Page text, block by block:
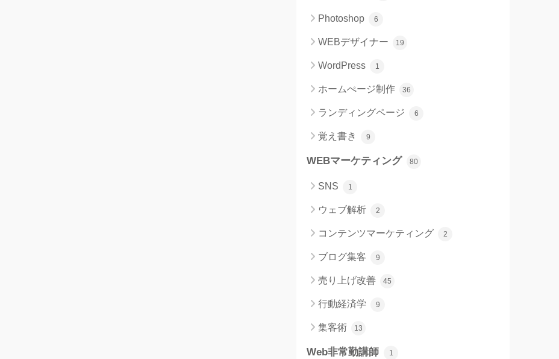
Photoshop 6
WEBデザイナー 19
WordPress 1
ホームぺージ制作 36
ランディングページ 6
覚え書き 9
WEBマーケティング 80
SNS 1
ウェブ解析 2
コンテンツマーケティング 2
ブログ集客 9
売り上げ改善 45
行動経済学 9
集客術 13
Web非常勤講師 1